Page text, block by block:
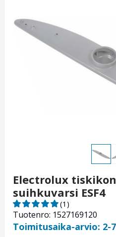
Electrolux
suihkuvarsi ESF4
Tuotenro: 1527169120
(1)
Toimitusaika-arvio: 2-